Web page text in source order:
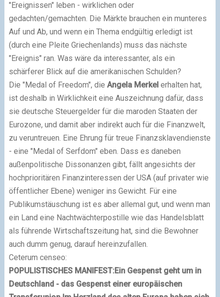
"Ereignissen" leben - wirklichen oder
gedachten/gemachten. Die Märkte brauchen ein munteres
Auf und Ab, und wenn ein Thema endgültig erledigt ist
(durch eine Pleite Griechenlands) muss das nächste
"Ereignis" ran. Was wäre da interessanter, als ein
schärferer Blick auf die amerikanischen Schulden?
Die "Medal of Freedom", die Angela Merkelerhalten hat,
ist deshalb in Wirklichkeit eine Auszeichnung dafür, dass
sie deutsche Steuergelder für die maroden Staaten der
Eurozone, und damit aber indirekt auch für die Finanzwelt,
zu veruntreuen. Eine Ehrung für treue Finanzsklavendienste
- eine "Medal of Serfdom" eben. Dass es daneben
außenpolitische Dissonanzen gibt, fällt angesichts der
hochprioritären Finanzinteressen der USA (auf privater wie
öffentlicher Ebene) weniger ins Gewicht. Für eine
Publikumstäuschung ist es aber allemal gut, und wenn man
ein Land eine Nachtwächterpostille wie das Handelsblatt
als führende Wirtschaftszeitung hat, sind die Bewohner
auch dumm genug, darauf hereinzufallen.
Ceterum censeo:
POPULISTISCHES MANIFEST:Ein Gespenst geht um in
Deutschland - das Gespenst einer europäischen